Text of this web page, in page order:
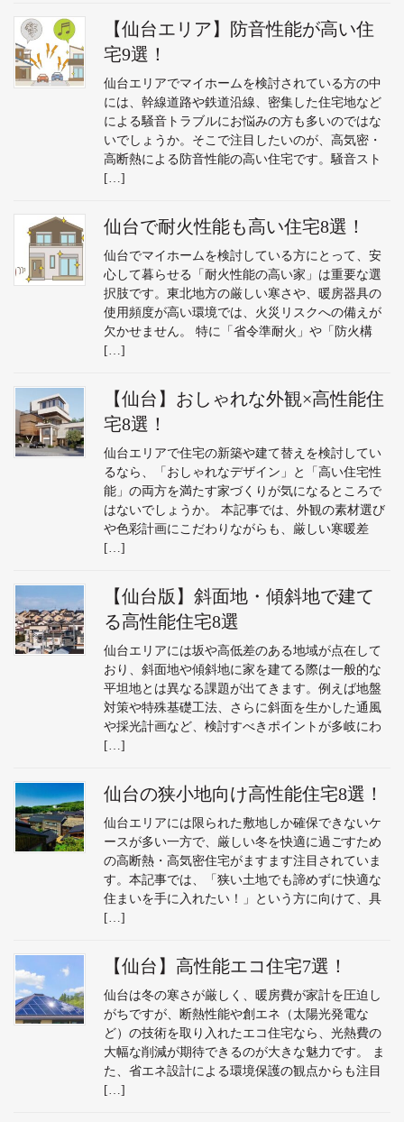
【仙台エリア】防音性能が高い住
宅9選！
仙台エリアでマイホームを検討されている方の中
には、幹線道路や鉄道沿線、密集した住宅地など
による騒音トラブルにお悩みの方も多いのではな
いでしょうか。そこで注目したいのが、高気密・
高断熱による防音性能の高い住宅です。騒音スト
[…]
仙台で耐火性能も高い住宅8選！
仙台でマイホームを検討している方にとって、安
心して暮らせる「耐火性能の高い家」は重要な選
択肢です。東北地方の厳しい寒さや、暖房器具の
使用頻度が高い環境では、火災リスクへの備えが
欠かせません。 特に「省令準耐火」や「防火構
[…]
【仙台】おしゃれな外観×高性能住
宅8選！
仙台エリアで住宅の新築や建て替えを検討してい
るなら、「おしゃれなデザイン」と「高い住宅性
能」の両方を満たす家づくりが気になるところで
はないでしょうか。 本記事では、外観の素材選び
や色彩計画にこだわりながらも、厳しい寒暖差
[…]
【仙台版】斜面地・傾斜地で建て
る高性能住宅8選
仙台エリアには坂や高低差のある地域が点在して
おり、斜面地や傾斜地に家を建てる際は一般的な
平坦地とは異なる課題が出てきます。例えば地盤
対策や特殊基礎工法、さらに斜面を生かした通風
や採光計画など、検討すべきポイントが多岐にわ
[…]
仙台の狭小地向け高性能住宅8選！
仙台エリアには限られた敷地しか確保できないケ
ースが多い一方で、厳しい冬を快適に過ごすため
の高断熱・高気密住宅がますます注目されていま
す。本記事では、「狭い土地でも諦めずに快適な
住まいを手に入れたい！」という方に向けて、具
[…]
【仙台】高性能エコ住宅7選！
仙台は冬の寒さが厳しく、暖房費が家計を圧迫し
がちですが、断熱性能や創エネ（太陽光発電な
ど）の技術を取り入れたエコ住宅なら、光熱費の
大幅な削減が期待できるのが大きな魅力です。 ま
た、省エネ設計による環境保護の観点からも注目
[…]